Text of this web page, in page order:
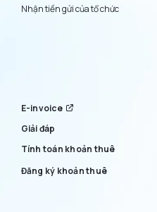
Nhận tiền gửi của tổ chức
E-invoice
Giải đáp
Tính toán khoản thuê
Đăng ký khoản thuê